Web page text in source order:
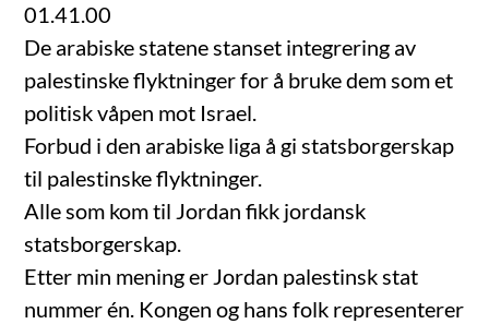
01.41.00
De arabiske statene stanset integrering av
palestinske flyktninger for å bruke dem som et
politisk våpen mot Israel.
Forbud i den arabiske liga å gi statsborgerskap
til palestinske flyktninger.
Alle som kom til Jordan fikk jordansk
statsborgerskap.
Etter min mening er Jordan palestinsk stat
nummer én. Kongen og hans folk representerer